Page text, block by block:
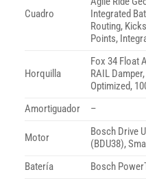
Cuadro
Integrated
Routing,
Points,
Horquilla
Fox 34 Float
RAIL
Optimized,
Amortiguador
–
Motor
Bosch Drive
(BDU38),
Batería
Bosch